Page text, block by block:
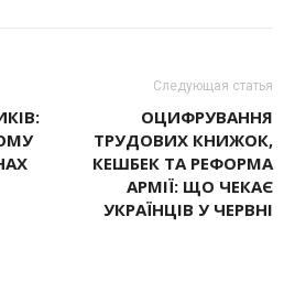
Следующая статья
ОЦИФРУВАННЯ
ТРУДОВИХ КНИЖОК,
КЕШБЕК ТА РЕФОРМА
АРМІЇ: ЩО ЧЕКАЄ
УКРАЇНЦІВ У ЧЕРВНІ